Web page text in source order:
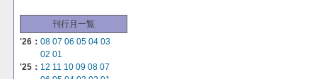
刊行月一覧
'26： 08 07 06 05 04 03
02 01
'25： 12 11 10 09 08 07